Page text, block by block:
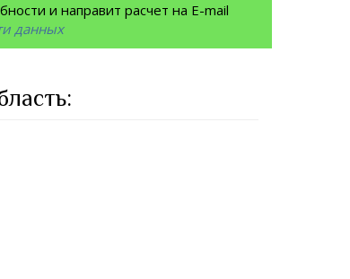
и направит расчет на E-mail
данных